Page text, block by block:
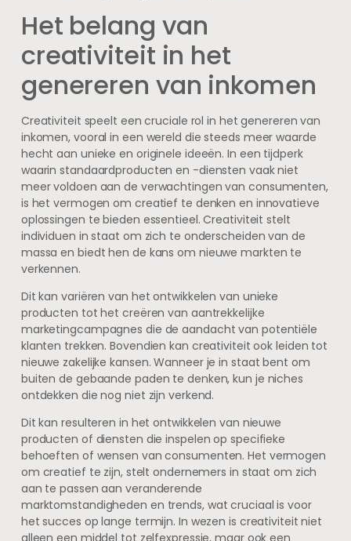
Het belang van
creativiteit in het
genereren van inkomen
Creativiteit speelt een cruciale rol in het genereren van
inkomen, vooral in een wereld die steeds meer waarde
hecht aan unieke en originele ideeën. In een tijdperk
waarin standaardproducten en -diensten vaak niet
meer voldoen aan de verwachtingen van consumenten,
is het vermogen om creatief te denken en innovatieve
oplossingen te bieden essentieel. Creativiteit stelt
individuen in staat om zich te onderscheiden van de
massa en biedt hen de kans om nieuwe markten te
verkennen.
Dit kan variëren van het ontwikkelen van unieke
producten tot het creëren van aantrekkelijke
marketingcampagnes die de aandacht van potentiële
klanten trekken. Bovendien kan creativiteit ook leiden tot
nieuwe zakelijke kansen. Wanneer je in staat bent om
buiten de gebaande paden te denken, kun je niches
ontdekken die nog niet zijn verkend.
Dit kan resulteren in het ontwikkelen van nieuwe
producten of diensten die inspelen op specifieke
behoeften of wensen van consumenten. Het vermogen
om creatief te zijn, stelt ondernemers in staat om zich
aan te passen aan veranderende
marktomstandigheden en trends, wat cruciaal is voor
het succes op lange termijn. In wezen is creativiteit niet